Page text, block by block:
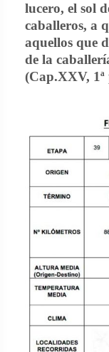
lucero, el sol
caballeros, a
aquellos que
de la
(Cap.XXV,